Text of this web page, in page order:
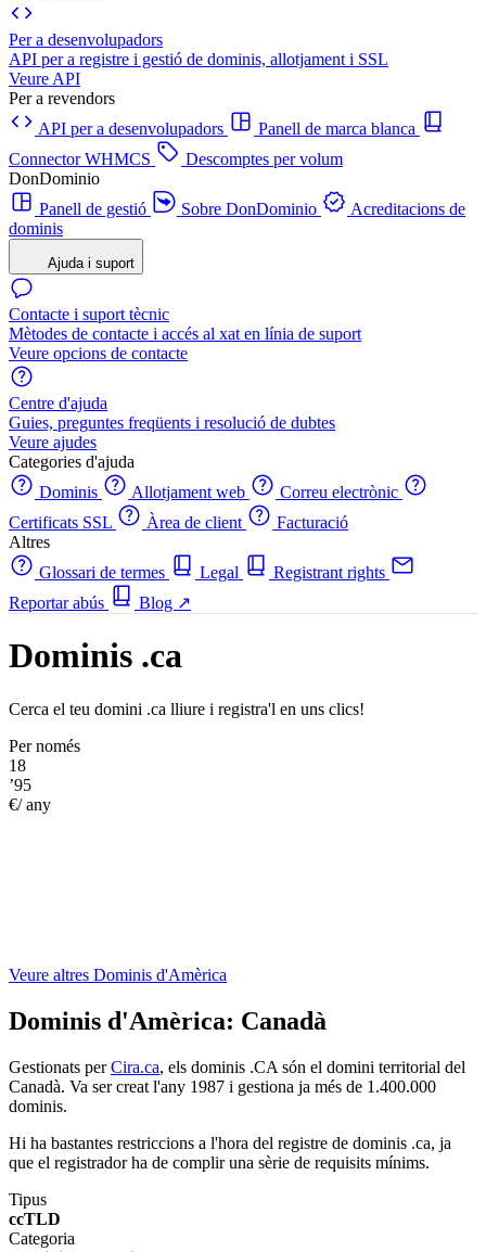
Per a desenvolupadors
API per a registre i gestió de dominis, allotjament i SSL
Veure API
Per a revendors
API per a desenvolupadors
Panell de marca blanca
Connector WHMCS
Descomptes per volum
DonDominio
Panell de gestió
Sobre DonDominio
Acreditacions de
dominis
Ajuda i suport
Contacte i suport tècnic
Mètodes de contacte i accés al xat en línia de suport
Veure opcions de contacte
Centre d'ajuda
Guies, preguntes freqüents i resolució de dubtes
Veure ajudes
Categories d'ajuda
Dominis
Allotjament web
Correu electrònic
Certificats SSL
Àrea de client
Facturació
Altres
Glossari de termes
Legal
Registrant rights
Reportar abús
Blog ↗
Dominis .ca
Cerca el teu domini .ca lliure i registra'l en uns clics!
Per només
18
’95
€/ any
Veure altres Dominis d'Amèrica
Dominis d'Amèrica: Canadà
Gestionats perCira.ca, els dominis .CA són el domini territorial del
Canadà. Va ser creat l'any 1987 i gestiona ja més de 1.400.000
dominis.
Hi ha bastantes restriccions a l'hora del registre de dominis .ca, ja
que el registrador ha de complir una sèrie de requisits mínims.
Tipus
ccTLD
Categoria